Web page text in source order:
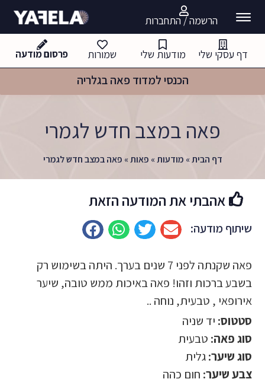
הרשמה / התחברות
דף עסקי שלי מודעות שלי שמורות פרסום מודעה
הכנסי למדוד פאה בגלריה
פאה במצב חדש לגמרי
דף הבית» מודעות» פאות» פאה במצב חדש לגמרי
אהבתי את המודעה הזאת
שיתוף מודעה:
פאה שקנתה לפני 7 שנים בערך. היתה בשימוש רק
בשבע ברכות וזהו! פאה באיכות ממש טובה, שיער
אירופאי , טבעית, נוחה ..
סטטוס: יד שניה
סוג פאה: טבעית
סוג שיער:גלית
צבע שיער: חום כהה